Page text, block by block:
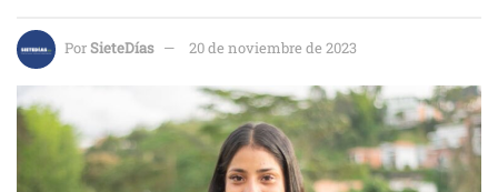
PorSieteDías 20 de noviembre de 2023